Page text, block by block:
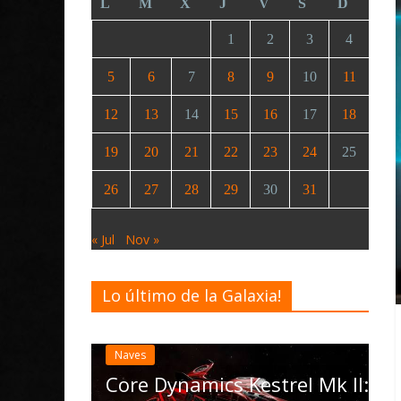
L M X J V S D
1 2 3 4
5 6 7 8 9 10 11
12 13 14 15 16 17 18
19 20 21 22 23 24 25
26 27 28 29 30 31
« Jul Nov »
Lo último de la Galaxia!
Kestrel Mk II:
Noticias
Elite Dangerous
actualización 4.4.0:
las Operations, el